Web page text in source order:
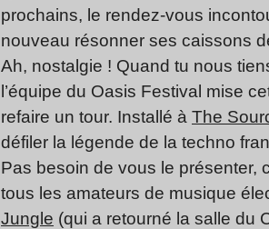
prochains, le rendez-vous
nouveau résonner ses caissons
Ah, nostalgie ! Quand tu nous
l’équipe du Oasis Festival mise
refaire un tour. Installé à The
défiler la légende de la techno
Pas besoin de vous le présenter,
tous les amateurs de musique
Jungle (qui a retourné la salle du